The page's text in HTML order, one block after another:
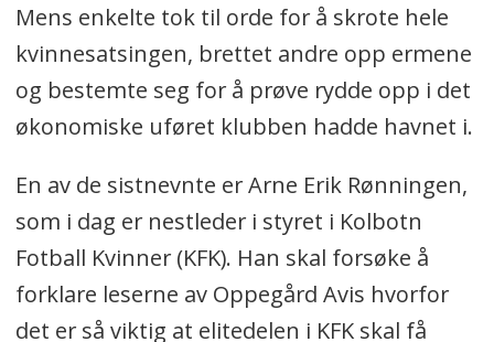
Mens enkelte tok til orde for å skrote hele
kvinnesatsingen, brettet andre opp ermene
og bestemte seg for å prøve rydde opp i det
økonomiske uføret klubben hadde havnet i.
En av de sistnevnte er Arne Erik Rønningen,
som i dag er nestleder i styret i Kolbotn
Fotball Kvinner (KFK). Han skal forsøke å
forklare leserne av Oppegård Avis hvorfor
det er så viktig at elitedelen i KFK skal få